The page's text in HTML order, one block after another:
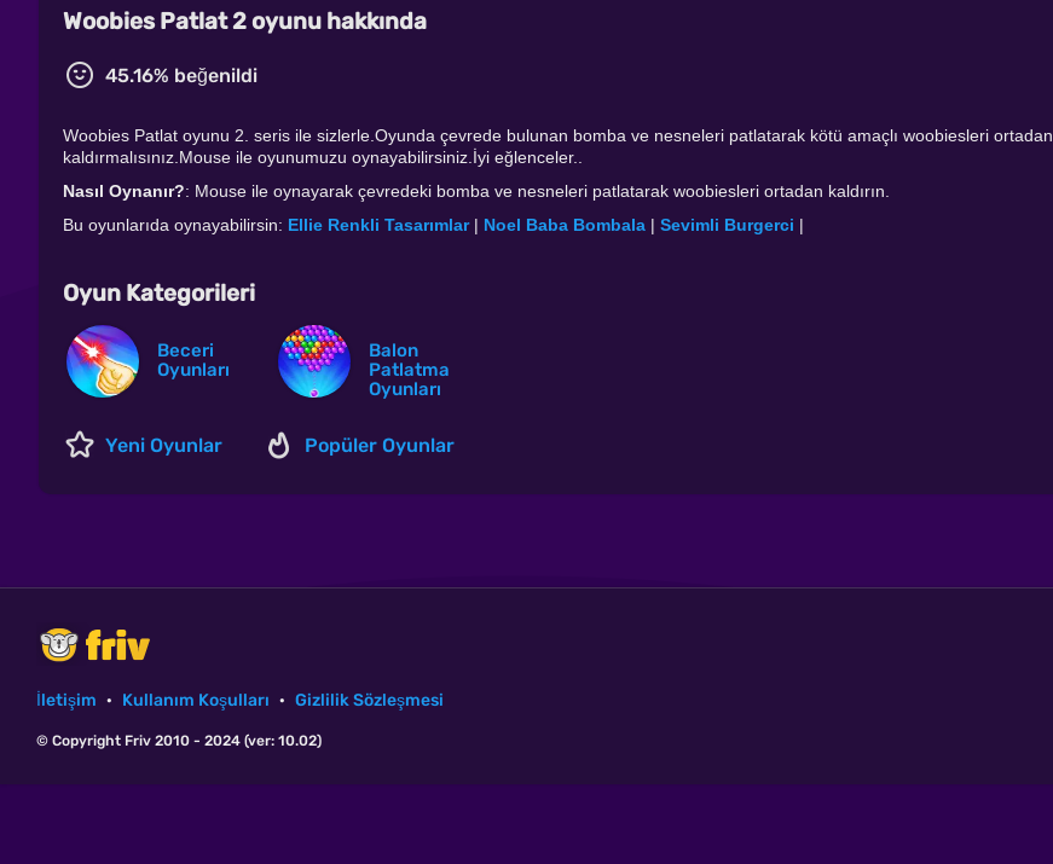
Woobies Patlat 2 oyunu hakkında
45.16% beğenildi
Woobies Patlat oyunu 2. seris ile sizlerle.Oyunda çevrede bulunan bomba ve nesneleri patlatarak kötü amaçlı woobiesleri ortadan
kaldırmalısınız.Mouse ile oyunumuzu oynayabilirsiniz.İyi eğlenceler..
Nasıl Oynanır?: Mouse ile oynayarak çevredeki bomba ve nesneleri patlatarak woobiesleri ortadan kaldırın.
Bu oyunlarıda oynayabilirsin: Ellie Renkli Tasarımlar| Noel Baba Bombala | Sevimli Burgerci |
Oyun Kategorileri
Beceri
Oyunları
Balon
Patlatma
Oyunları
Yeni Oyunlar Popüler Oyunlar
İletişim · Kullanım Koşulları · Gizlilik Sözleşmesi
© Copyright Friv 2010 - 2024 (ver: 10.02)